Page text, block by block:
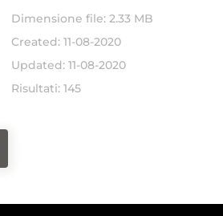
Dimensione file: 2.33 MB
Created: 11-08-2020
Updated: 11-08-2020
Risultati: 145